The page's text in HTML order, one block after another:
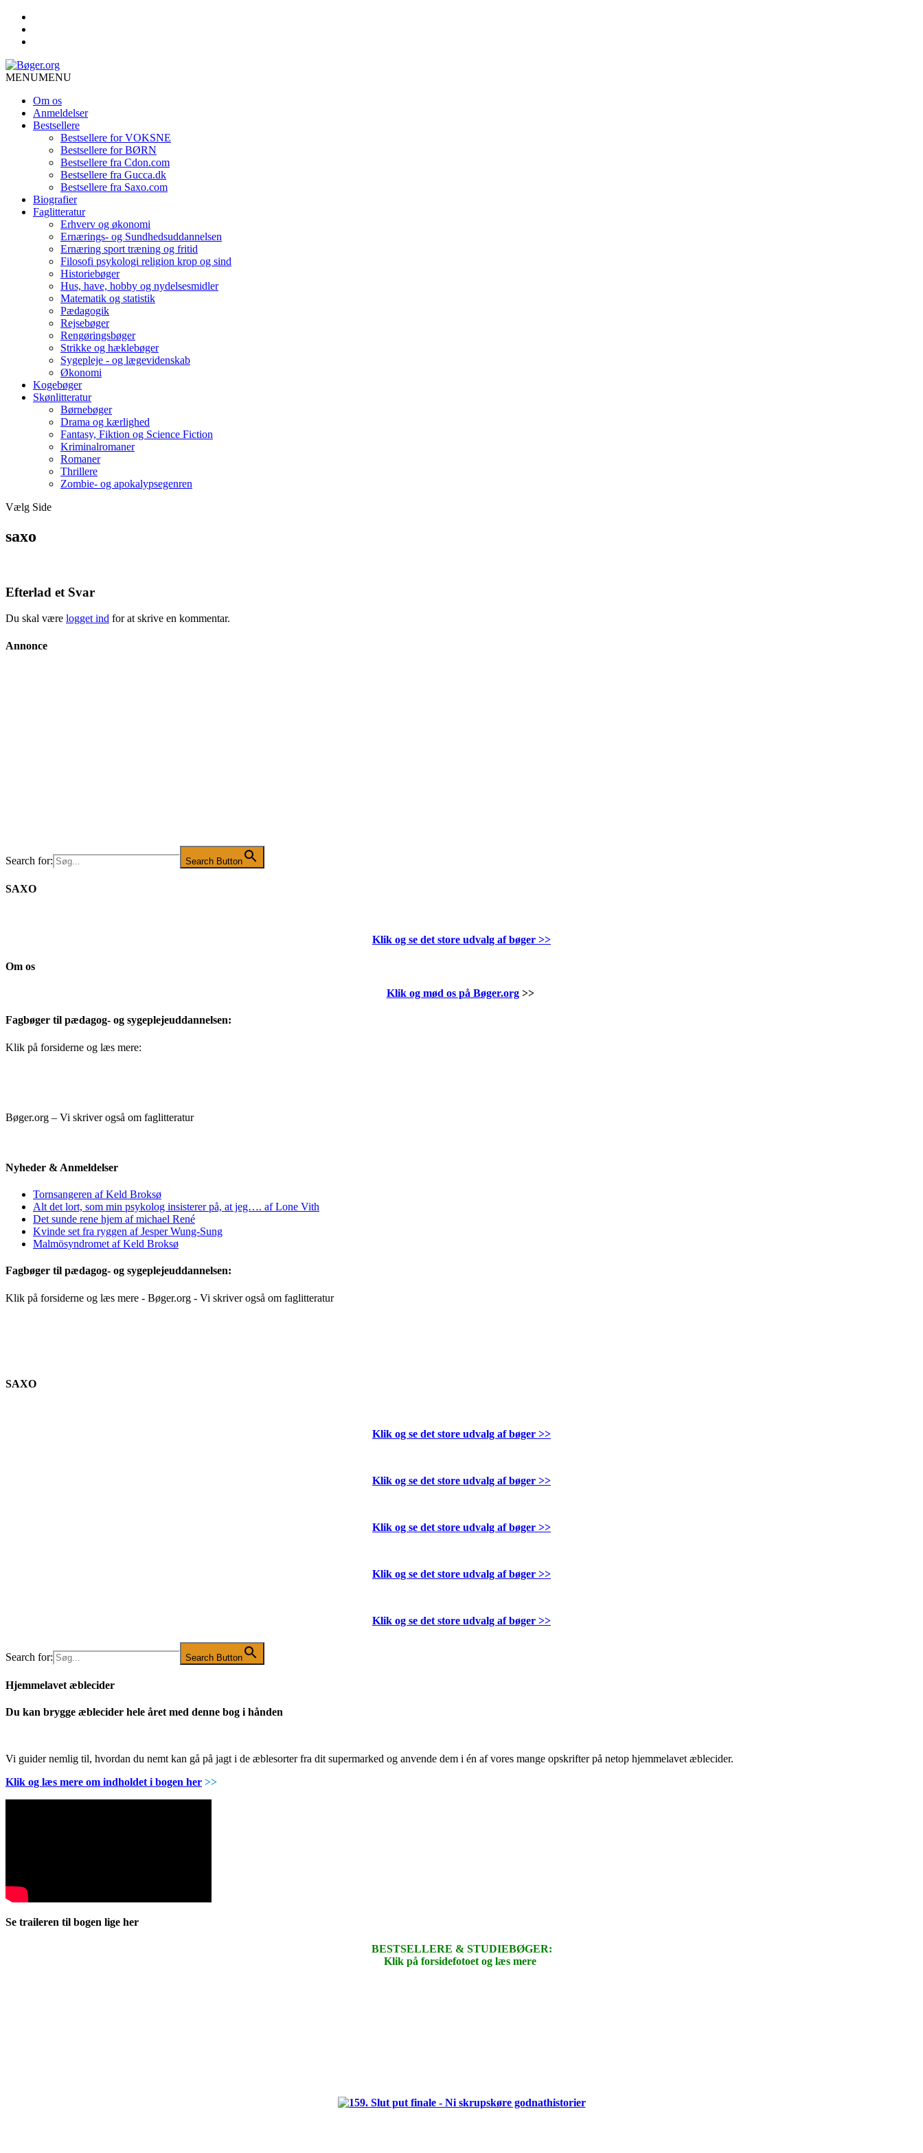
MENUMENU
Om os
Anmeldelser
Bestsellere
Bestsellere for VOKSNE
Bestsellere for BØRN
Bestsellere fra Cdon.com
Bestsellere fra Gucca.dk
Bestsellere fra Saxo.com
Biografier
Faglitteratur
Erhverv og økonomi
Ernærings- og Sundhedsuddannelsen
Ernæring sport træning og fritid
Filosofi psykologi religion krop og sind
Historiebøger
Hus, have, hobby og nydelsesmidler
Matematik og statistik
Pædagogik
Rejsebøger
Rengøringsbøger
Strikke og hæklebøger
Sygepleje - og lægevidenskab
Økonomi
Kogebøger
Skønlitteratur
Børnebøger
Drama og kærlighed
Fantasy, Fiktion og Science Fiction
Kriminalromaner
Romaner
Thrillere
Zombie- og apokalypsegenren
Vælg Side
saxo
Efterlad et Svar
Du skal være logget ind for at skrive en kommentar.
Annonce
Search for: Search Button
SAXO
Klik og se det store udvalg af bøger >>
Om os
Klik og mød os på Bøger.org>>
Fagbøger til pædagog- og sygeplejeuddannelsen:
Klik på forsiderne og læs mere:
Bøger.org – Vi skriver også om faglitteratur
Nyheder & Anmeldelser
Tornsangeren af Keld Broksø
Alt det lort, som min psykolog insisterer på, at jeg…. af Lone Vith
Det sunde rene hjem af michael René
Kvinde set fra ryggen af Jesper Wung-Sung
Malmösyndromet af Keld Broksø
Fagbøger til pædagog- og sygeplejeuddannelsen:
Klik på forsiderne og læs mere - Bøger.org - Vi skriver også om faglitteratur
SAXO
Klik og se det store udvalg af bøger >>
Klik og se det store udvalg af bøger >>
Klik og se det store udvalg af bøger >>
Klik og se det store udvalg af bøger >>
Klik og se det store udvalg af bøger >>
Search for: Search Button
Hjemmelavet æblecider
Du kan brygge æblecider hele året med denne bog i hånden
Vi guider nemlig til, hvordan du nemt kan gå på jagt i de æblesorter fra dit supermarked og anvende dem i én af vores mange opskrifter på netop hjemmelavet æblecider.
Klik og læs mere om indholdet i bogen her >>
Se traileren til bogen lige her
BESTSELLERE & STUDIEBØGER:
Klik på forsidefotoet og læs mere